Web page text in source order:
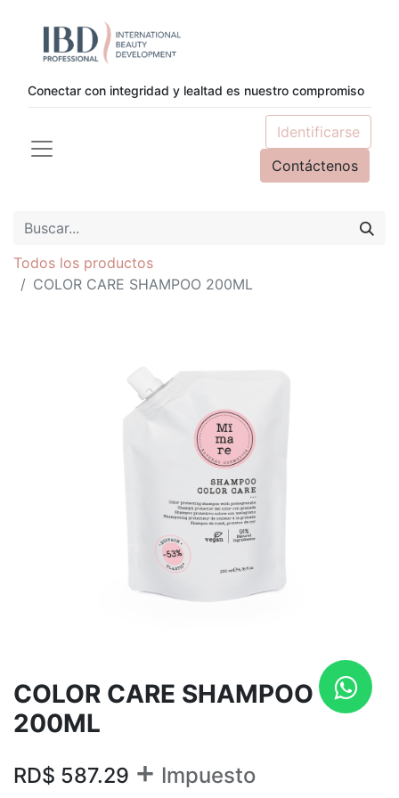
Conectar con integridad y lealtad es nuestro compromiso
Identificarse
Contáctenos
Todos los productos
COLOR CARE SHAMPOO 200ML
COLOR CARE SHAMPOO
200ML
RD$ 587.29 + Impuesto